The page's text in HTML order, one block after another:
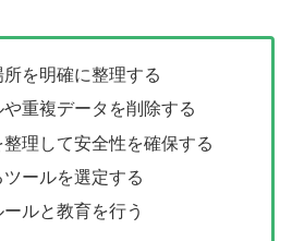
を明確に整理する
重複データを削除する
理して安全性を確保する
ールを選定する
ルと教育を行う